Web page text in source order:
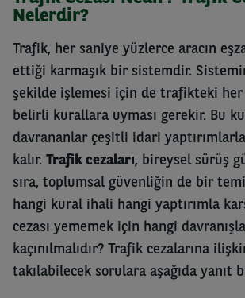
Nelerdir?
Trafik, her saniye yüzlerce aracın
ettiği karmaşık bir sistemdir.
şekilde işlemesi için de trafikteki her
belirli kurallara uyması gerekir. Bu
davrananlar çeşitli idari yaptırımlarla
kalır. Trafik cezaları, bireysel sürüş
sıra, toplumsal güvenliğin de bir
hangi kural ihali hangi yaptırımla
cezası yememek için hangi
kaçınılmalıdır? Trafik cezalarına
takılabilecek sorulara aşağıda yanıt